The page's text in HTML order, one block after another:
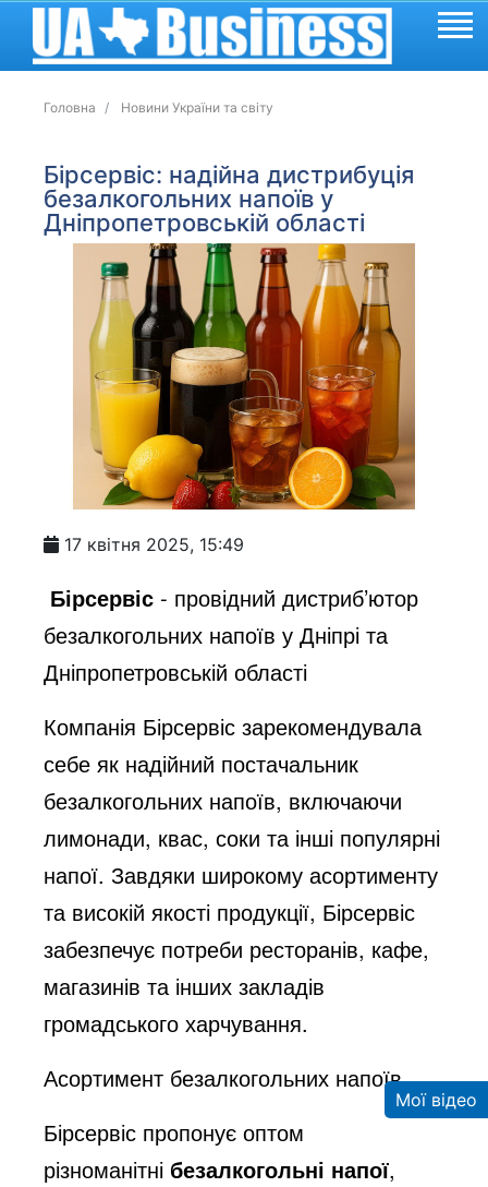
Головна Новини України та світу
Бірсервіс: надійна дистрибуція
безалкогольних напоїв у
Дніпропетровській області
17 квітня 2025, 15:49
Бірсервіс - провідний дистриб’ютор
безалкогольних напоїв у Дніпрі та
Дніпропетровській області​
Компанія Бірсервіс зарекомендувала
себе як надійний постачальник
безалкогольних напоїв, включаючи
лимонади, квас, соки та інші популярні
напої. Завдяки широкому асортименту
та високій якості продукції, Бірсервіс
забезпечує потреби ресторанів, кафе,
магазинів та інших закладів
громадського харчування.​
Асортимент безалкогольних напоїв
Бірсервіс пропонує оптом
різноманітні безалкогольні напої,
Мої відео